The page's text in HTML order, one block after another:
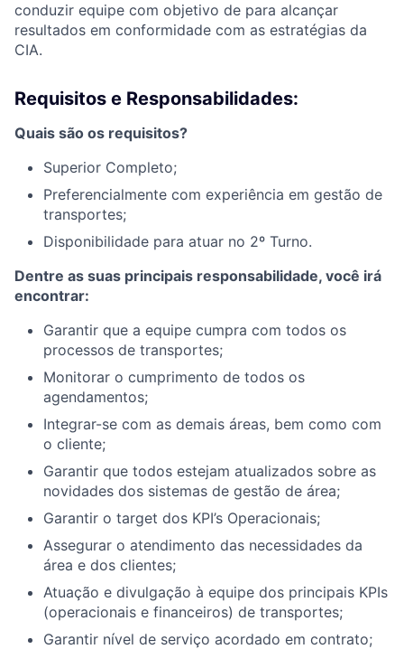
conduzir equipe com objetivo de para alcançar
resultados em conformidade com as estratégias da
CIA.
Requisitos e Responsabilidades:
Quais são os requisitos?
Superior Completo;
Preferencialmente com experiência em gestão de
transportes;
Disponibilidade para atuar no 2º Turno.
Dentre as suas principais responsabilidade, você irá
encontrar:
Garantir que a equipe cumpra com todos os
processos de transportes;
Monitorar o cumprimento de todos os
agendamentos;
Integrar-se com as demais áreas, bem como com
o cliente;
Garantir que todos estejam atualizados sobre as
novidades dos sistemas de gestão de área;
Garantir o target dos KPI’s Operacionais;
Assegurar o atendimento das necessidades da
área e dos clientes;
Atuação e divulgação à equipe dos principais KPIs
(operacionais e financeiros) de transportes;
Garantir nível de serviço acordado em contrato;